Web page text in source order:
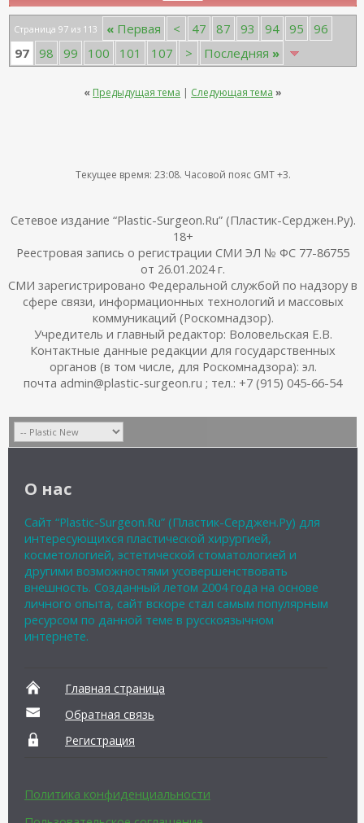
Страница 97 из 113 « Первая < 47 87 93 94 95
96
97 98 99 100 101 107 > Последняя »
« Предыдущая тема | Следующая тема »
Текущее время: 23:08. Часовой пояс GMT +3.
Сетевое издание “Plastic-Surgeon.Ru” (Пластик-Серджен.Ру).
18+
Реестровая запись о регистрации СМИ ЭЛ № ФС 77-86755
от 26.01.2024 г.
СМИ зарегистрировано Федеральной службой по надзору в
сфере связи, информационных технологий и массовых
коммуникаций (Роскомнадзор).
Учредитель и главный редактор: Воловельская Е.В.
Контактные данные редакции для государственных
органов (в том числе, для Роскомнадзора): эл.
почта admin@plastic-surgeon.ru ; тел.: +7 (915) 045-66-54
О нас
Сайт “Plastic-Surgeon.Ru” (Пластик-Серджен.Ру) для
интересующихся пластической хирургией,
косметологией, эстетической стоматологией и
другими возможностями усовершенствовать
внешность. Созданный летом 2004 года на основе
личного опыта, сайт вскоре стал самым популярным
ресурсом по данной теме в русскоязычном
интернете.
Главная страница
Обратная связь
Регистрация
Политика конфиденциальности